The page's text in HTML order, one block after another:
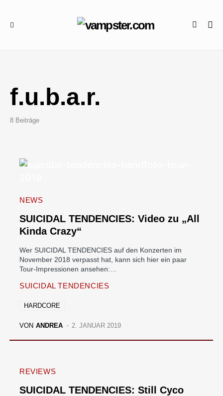
f.u.b.a.r.
8 Beiträge
NEWS
SUICIDAL TENDENCIES: Video zu „All
Kinda Crazy“
Wer SUICIDAL TENDENCIES auf den Konzerten im
November 2018 verpasst hat, kann sich hier ein paar
Tour-Impressionen ansehen:…
SUICIDAL TENDENCIES
HARDCORE
VON ANDREA 2. JANUAR 2019
REVIEWS
SUICIDAL TENDENCIES: Still Cyco